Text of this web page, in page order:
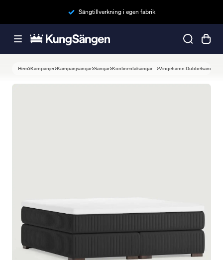
Sängtillverkning i egen fabrik
Hem Kampanjer Kampanjsängar Sängar Kontinentalsängar Vingehamn Dubbelsäng